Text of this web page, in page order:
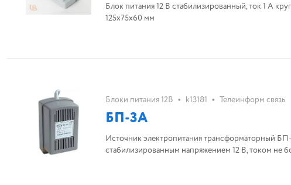
Блок питания 12 В стабилизированный, ток 1 А
125х75х60 мм
Блоки питания 12В • k13181 • Телеинформ связь
БП-3А
Источник электропитания трансформаторный
стабилизированным напряжением 12 В, током не